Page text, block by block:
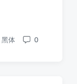
黑体
评
0